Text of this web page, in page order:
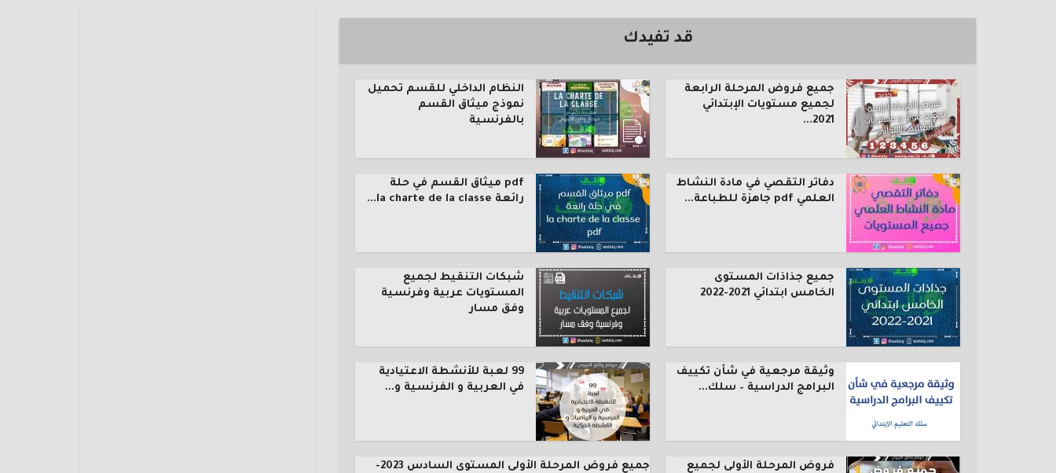
قد تفيدك
جميع فروض المرحلة الرابعة
لجميع مستويات الإبتدائي
2021...
النظام الداخلي للقسم تحميل
نموذج ميثاق القسم
بالفرنسية
دفاتر التقصي في مادة النشاط
العلمي pdf جاهزة للطباعة...
pdf ميثاق القسم في حلة
رائعة la charte de la classe...
جميع جذاذات المستوى
الخامس ابتدائي 2021-2022
شبكات التنقيط لجميع
المستويات عربية وفرنسية
وفق مسار
وثيقة مرجعية في شأن تكييف
البرامج الدراسية – سلك...
99 لعبة للأنشطة الاعتيادية
في العربية و الفرنسية و...
فروض المرحلة الأولى لجميع
جميع فروض المرحلة الأولى المستوى السادس 2023-